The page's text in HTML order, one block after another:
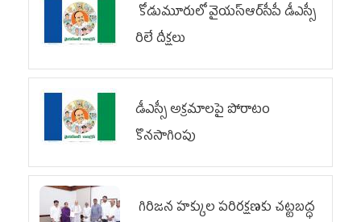
కోడుమూరులో వైయ‌స్ఆర్‌సీపీ డీఎస్సీ
రిలే దీక్షలు
డీఎస్సీ అక్రమాలపై పోరాటం
కొనసాగింపు
గిరిజన హక్కుల పరిరక్షణకు చట్టబద్ధ